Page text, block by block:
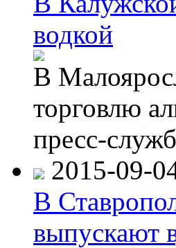
водкой
В
торговлю
пресс-
2015-09-
В
выпускают